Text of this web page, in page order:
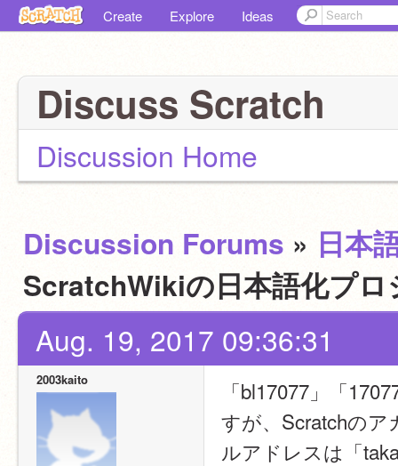
Create Explore Ideas
Discuss Scratch
Discussion Home
Discussion Forums » 日本
ScratchWikiの日本語化プ
Aug. 19, 2017 09:36:31
2003kaito
「bl17077」「
すが、Scratchの
ルアドレスは「